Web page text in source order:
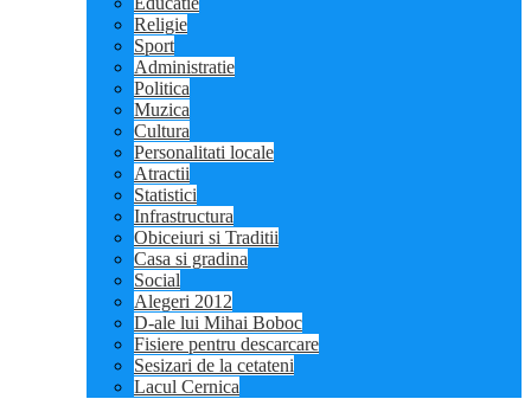
Religie
Sport
Administratie
Politica
Muzica
Cultura
Personalitati locale
Atractii
Statistici
Infrastructura
Obiceiuri si Traditii
Casa si gradina
Social
Alegeri 2012
D-ale lui Mihai Boboc
Fisiere pentru descarcare
Sesizari de la cetateni
Lacul Cernica